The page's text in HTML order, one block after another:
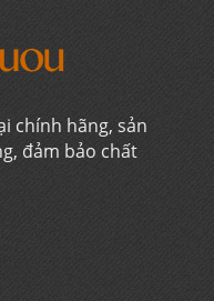
chính hãng, sản
đảm bảo chất